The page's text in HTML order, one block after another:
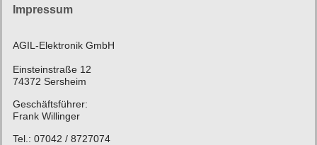
Impressum
AGIL-Elektronik GmbH
Einsteinstraße 12
74372 Sersheim
Geschäftsführer:
Frank Willinger
Tel.: 07042 / 8727074